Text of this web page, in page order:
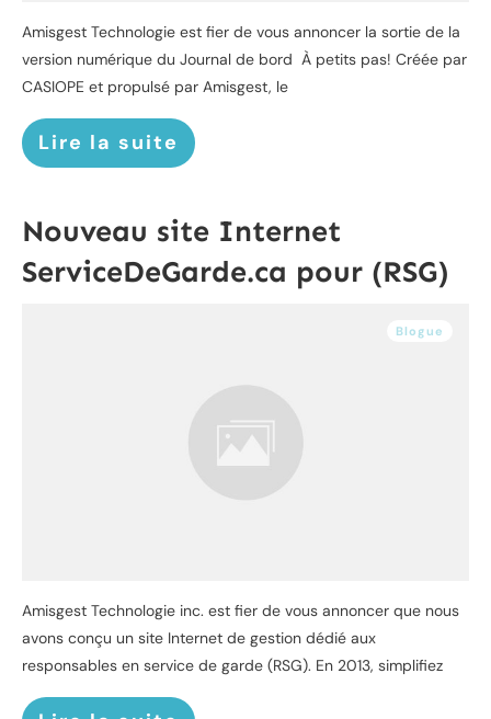
Amisgest Technologie est fier de vous annoncer la sortie de la
version numérique du Journal de bord À petits pas! Créée par
CASIOPE et propulsé par Amisgest, le
Lire la suite
Nouveau site Internet
ServiceDeGarde.ca pour (RSG)
Blogue
Amisgest Technologie inc. est fier de vous annoncer que nous
avons conçu un site Internet de gestion dédié aux
responsables en service de garde (RSG). En 2013, simplifiez